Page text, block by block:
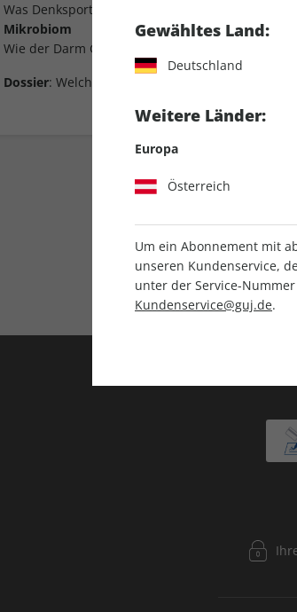
Was Denksport wirklich bringt
Mikrobiom
Wie der Darm Geist und Körper beeinflußt
Dossier: Welche Vorsorge in welchem Alter
Direkt vom Verlag
Gewähltes Land:
Deutschland
Weitere Länder:
Europa
Österreich
Um ein Abonnement mit
unseren Kundenservice,
unter der Service-Nummer
Kundenservice@guj.de.